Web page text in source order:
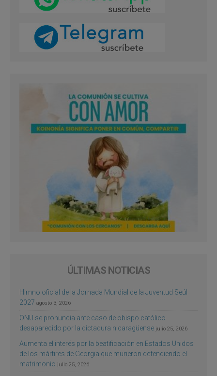
ÚLTIMAS NOTICIAS
Himno oficial de la Jornada Mundial de la Juventud Seúl
2027 agosto 3, 2026
ONU se pronuncia ante caso de obispo católico
desaparecido por la dictadura nicaragüense julio 25, 2026
Aumenta el interés por la beatificación en Estados Unidos
de los mártires de Georgia que murieron defendiendo el
matrimonio julio 25, 2026